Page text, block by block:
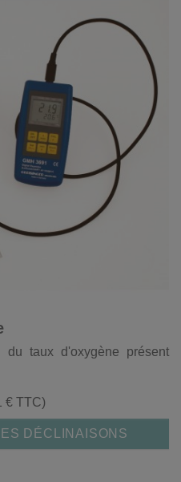
du taux d'oxygène présent
€ TTC)
DÉCLINAISONS